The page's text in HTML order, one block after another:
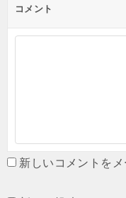
コメント
新しいコメントを